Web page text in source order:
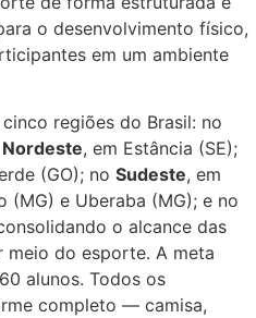
o desenvolvimento físico,
em um ambiente
regiões do Brasil: no
Nordeste, em Estância (SE);
(GO); no Sudeste, em
(MG) e Uberaba (MG); e no
o alcance das
meio do esporte. A meta
alunos. Todos os
completo — camisa,